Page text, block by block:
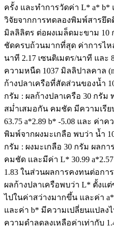
ครั้ง และทำการวัดค่า L* a* b*
วิจัยจากการทดลองพิมพ์สารยึ
มิลลิลิตร ต่อผงเมล็ดมะขาม
ชัดครบถ้วนมากที่สุด ค่าการไห
นาที 2.17 เซนติเมตร/นาที และ
ความหนืด 1037 มิลลิปาลคาล
ก้างปลาเครือที่สัดส่วนของน้ำ
กรัม : ผลก้างปลาเครือ 30 กรั
สม่ำเสมอกัน คมชัด มีความเรี
63.75 a*2.89 b* -5.08 และ ค่า
พิมพ์จากผงมะเกลือ พบว่า น้ำ
กรัม : ผงมะเกลือ 30 กรัม ผล
คมชัด และมีค่า L* 30.99
1.83 ในส่วนผลการคงทนต่อก
ผลก้างปลาเครือพบว่า L* ตั้งแ
ไปในค่าสว่างมากขึ้น และค่า
และค่า b* มีความเปลี่ยนแปลง
ความดำลดลงเหลือค่าเท่ากับ